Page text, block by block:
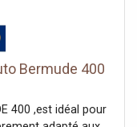
NORAUTO
barres de toit
!
Bermude 400
400 ,est idéal pour